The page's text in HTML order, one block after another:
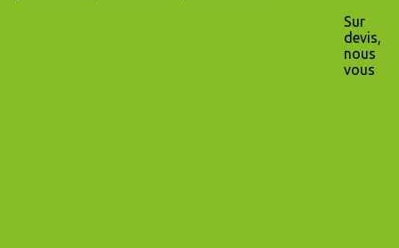
Sur
devis,
nous
vous